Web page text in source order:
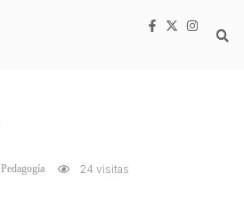
Pedagogía 24 visitas